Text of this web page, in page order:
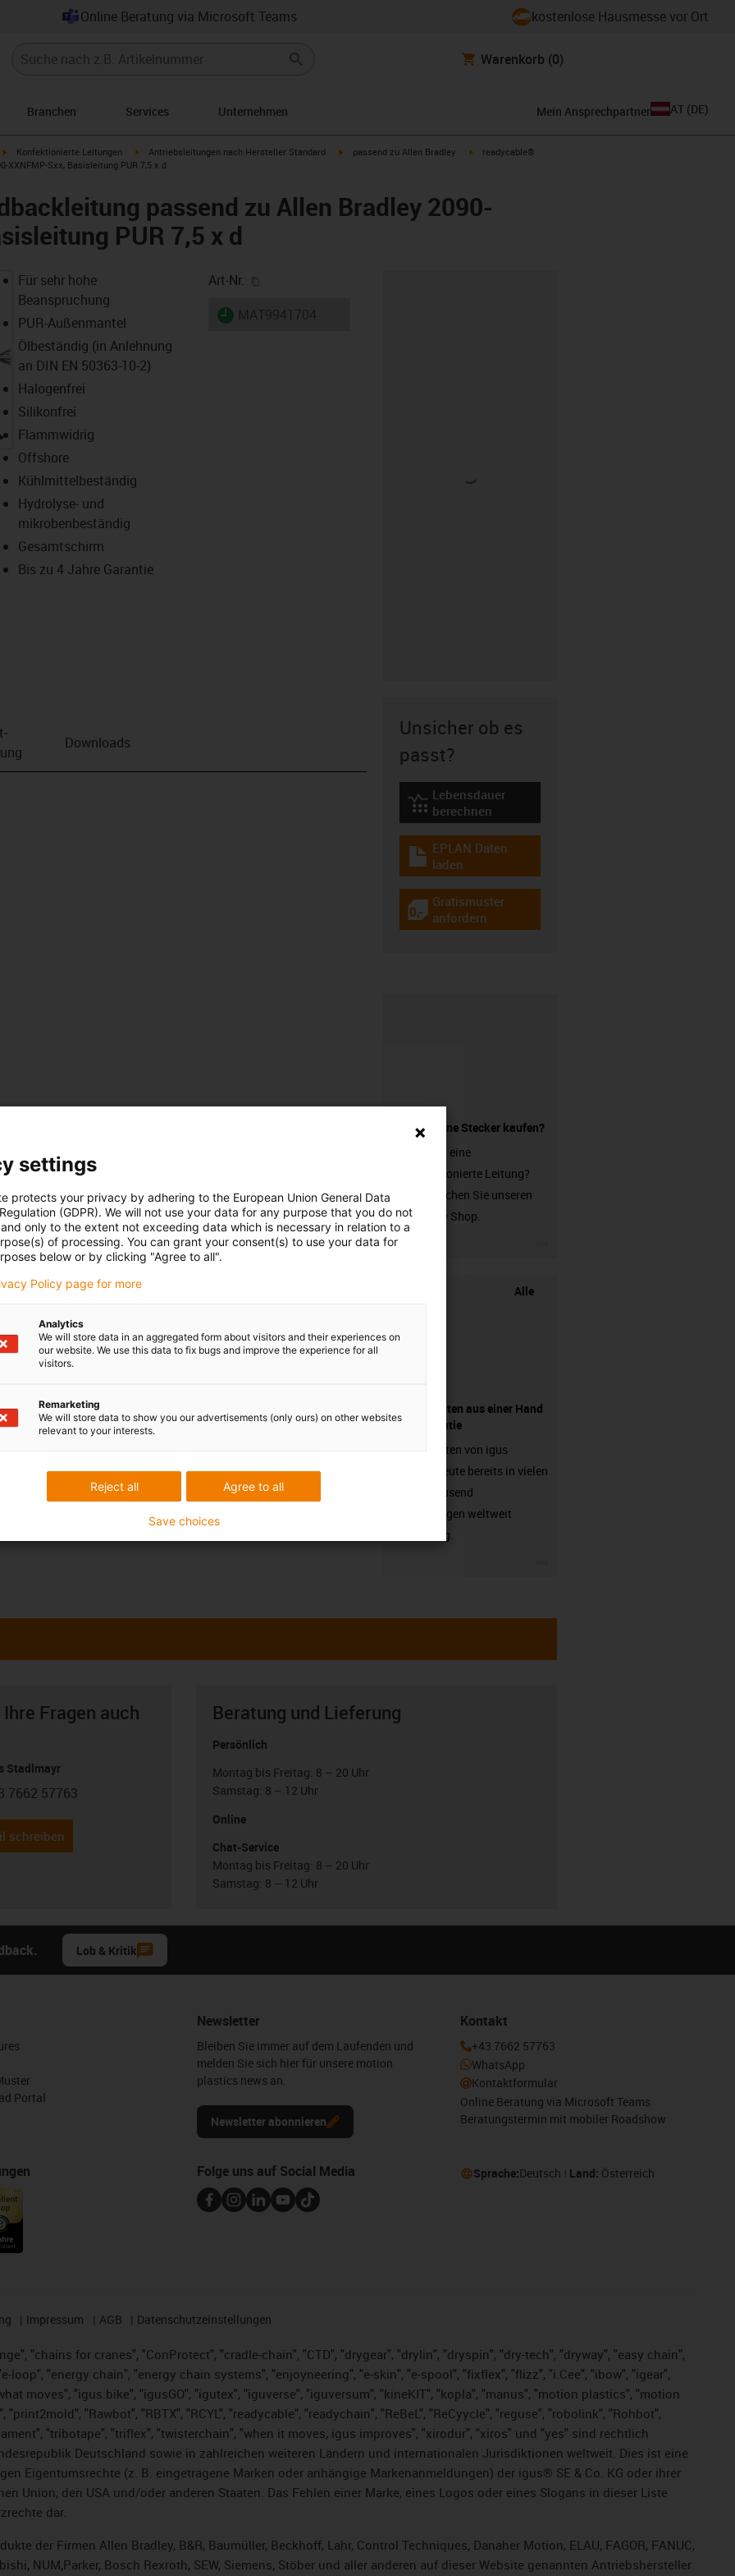
Online Beratung via Microsoft Teams kostenlose Hausmesse vor Ort
Warenkorb (0)
Branchen Services Unternehmen Mein Ansprechpartner AT (DE)
igus-icon-arrow-right
Konfektionierte Leitungen igus-icon-arrow-right
Antriebsleitungen nach Hersteller Standard igus-icon-arrow-right
passend zu Allen Bradley igus-icon-arrow-right
readycable®
XXNFMP-Sxx, Basisleitung PUR 7,5 x d
passend zu Allen Bradley 2090-
PUR 7,5 x d
igus-icon-lupe
Für sehr hohe
Beanspruchung
PUR-Außenmantel
Ölbeständig (in Anlehnung
an DIN EN 50363-10-2)
Halogenfrei
Silikonfrei
Flammwidrig
Offshore
Kühlmittelbeständig
Hydrolyse- und
mikrobenbeständig
Gesamtschirm
Bis zu 4 Jahre Garantie
Art-Nr.
igus-icon-lieferzeit
Downloads
Unsicher ob es
passt?
igus-icon-lebensdauerrechner
Lebensdauer
berechnen
igus-icon-download-plan
EPLAN Daten
laden
igus-icon-gratismuster
Gratismuster
anfordern
Leitung ohne Stecker kaufen?
Sie suchen eine
unkonfektionierte Leitung?
Dann besuchen Sie unseren
chainflex® Shop.
Alle
Komponenten aus einer Hand
- mit Garantie
Energieketten von igus
arbeiten heute bereits in vielen
hunderttausend
Anwendungen weltweit
zuverlässig.
Fragen auch
Stadlmayr
phone
7662 57763
schreiben
Beratung und Lieferung
Persönlich
Montag bis Freitag: 8 – 20 Uhr
Samstag: 8 – 12 Uhr
Online
Chat-Service
Montag bis Freitag: 8 – 20 Uhr
Samstag: 8 – 12 Uhr
Lob & Kritik
Portal
Newsletter
Bleiben Sie immer auf dem Laufenden und
melden Sie sich hier für unsere motion
plastics news an.
Newsletter abonnieren
Kontakt
+43 7662 57763
WhatsApp
Kontaktformular
Online Beratung via Microsoft Teams
Beratungstermin mit mobiler Roadshow
Folge uns auf Social Media Sprache:Deutsch Land: Österreich
Impressum AGB Datenschutzeinstellungen
"chains for cranes", "ConProtect", "cradle-chain", "CTD", "drygear", "drylin", "dryspin", "dry-tech", "dryway", "easy chain",
loop", "energy chain", "energy chain systems", "enjoyneering", "e-skin", "e-spool", "fixflex", "flizz", "i.Cee", "ibow", "igear",
moves", "igus:bike", "igusGO", "igutex", "iguverse", "iguversum", "kineKIT", "kopla", "manus", "motion plastics", "motion
"Rawbot", "RBTX", "RCYL", "readycable", "readychain", "ReBeL", "ReCyycle", "reguse", "robolink", "Rohbot",
"tribotape", "triflex", "twisterchain", "when it moves, igus improves", "xirodur", "xiros" und "yes" sind rechtlich
Deutschland sowie in zahlreichen weiteren Ländern und internationalen Jurisdiktionen weltweit. Dies ist eine
Eigentumsrechte (z. B. eingetragene Marken oder anhängige Markenanmeldungen) der igus® SE & Co. KG oder ihrer
Union, den USA und/oder anderen Staaten. Das Fehlen einer Marke, eines Logos oder eines Slogans in dieser Liste
dar.
der Firmen Allen Bradley, B&R, Baumüller, Beckhoff, Lahr, Control Techniques, Danaher Motion, ELAU, FAGOR, FANUC,
NUM,Parker, Bosch Rexroth, SEW, Siemens, Stöber und aller anderen auf dieser Website genannten Antriebshersteller
settings
protects your privacy by adhering to the European Union General Data
(GDPR). We will not use your data for any purpose that you do not
only to the extent not exceeding data which is necessary in relation to a
of processing. You can grant your consent(s) to use your data for
below or by clicking "Agree to all".
Policy page for more
Analytics
We will store data in an aggregated form about visitors and their experiences on
our website. We use this data to fix bugs and improve the experience for all
visitors.
Remarketing
We will store data to show you our advertisements (only ours) on other websites
relevant to your interests.
Agree to all
Reject all
Save choices